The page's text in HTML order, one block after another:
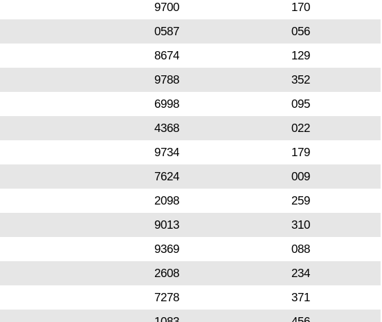
9700
170
0587
056
8674
129
9788
352
6998
095
4368
022
9734
179
7624
009
2098
259
9013
310
9369
088
2608
234
7278
371